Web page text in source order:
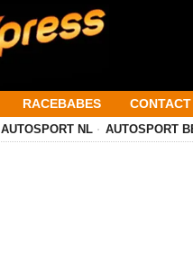
RACEBABES CONTACT
AUTOSPORT NL AUTOSPORT